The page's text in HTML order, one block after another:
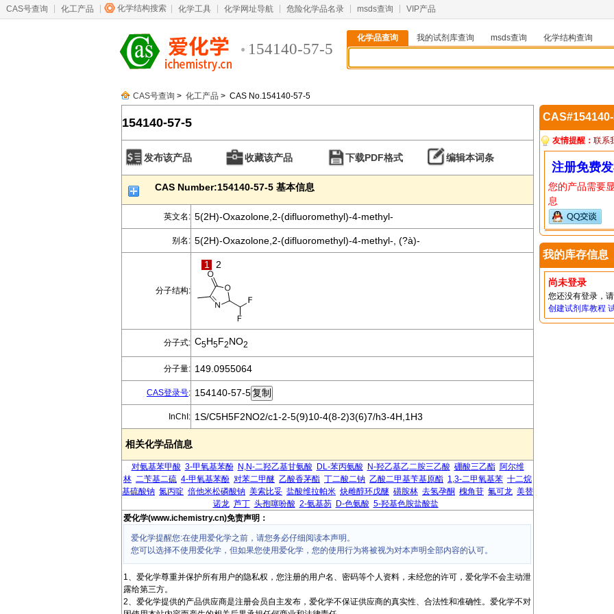
CAS号查询 化工产品 化学结构搜索 化学工具 化学网址导航 危险化学品名录 msds查询 VIP产品
154140-57-5
化学品查询 我的试剂库查询 msds查询
化学结构查询
CAS号查询 > 化工产品 > CAS No.154140-57-5
154140-57-5
发布该产品 收藏该产品 下载PDF格式 编辑本词条
CAS Number:154140-57-5 基本信息
英文名: 5(2H)-Oxazolone,2-(difluoromethyl)-4-methyl-
别名: 5(2H)-Oxazolone,2-(difluoromethyl)-4-methyl-, (?à)-
分子结构:
1 2
分子式: C5H5F2NO2
分子量: 149.0955064
CAS登录号: 154140-57-5
InChI: 1S/C5H5F2NO2/c1-2-5(9)10-4(8-2)3(6)7/h3-4H,1H3
相关化学品信息
对氨基苯甲酸 3-甲氧基苯酚 N,N-二羟乙基甘氨酸 DL-苯丙氨酸 N-羟乙基乙二胺三乙酸 硼酸三乙酯 阿尔维
林 二苄基二硫 4-甲氧基苯酚 对苯二甲醚 乙酸香茅酯 丁二酸二钠 乙酸二甲基苄基原酯 1,3-二甲氧基苯 十二烷
基硫酸钠 氮丙啶 倍他米松磷酸钠 美索比妥 盐酸维拉帕米 炔雌醇环戊醚 磺胺林 去氢孕酮 槐角苷 氟可龙 美替
诺龙 芦丁 头孢噻吩酸 2-氨基芴 D-色氨酸 5-羟基色胺盐酸盐
爱化学(www.ichemistry.cn)免责声明：
爱化学提醒您:在使用爱化学之前，请您务必仔细阅读本声明。
您可以选择不使用爱化学，但如果您使用爱化学，您的使用行为将被视为对本声明全部内容的认可。
1、爱化学尊重并保护所有用户的隐私权，您注册的用户名、密码等个人资料，未经您的许可，爱化学不会主动泄
露给第三方。
2、爱化学提供的产品供应商是注册会员自主发布，爱化学不保证供应商的真实性、合法性和准确性。爱化学不对
友情提醒： 联系
注册免费
您的产品需要
息
我的库存信息
尚未登录
您还没有登录，
创建试剂库教程